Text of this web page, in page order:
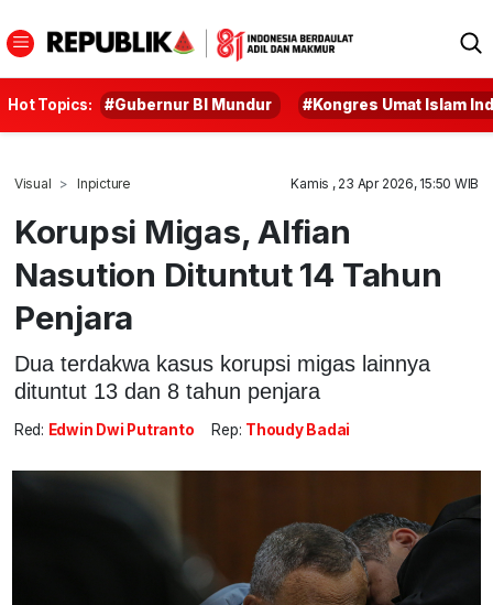
Hot Topics: #Gubernur BI Mundur #Kongres Umat Islam
Visual Inpicture Kamis , 23 Apr 2026, 15:50 WIB
Korupsi Migas, Alfian
Nasution Dituntut 14 Tahun
Penjara
Dua terdakwa kasus korupsi migas lainnya
dituntut 13 dan 8 tahun penjara
Red: Edwin Dwi Putranto Rep: Thoudy Badai